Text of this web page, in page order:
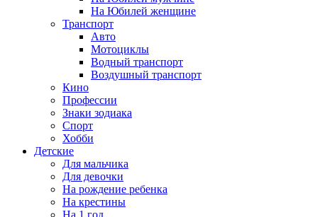
На Юбилей женщине
Транспорт
Авто
Мотоциклы
Водный транспорт
Воздушный транспорт
Кино
Профессии
Знаки зодиака
Спорт
Хобби
Детские
Для мальчика
Для девочки
На рождение ребенка
На крестины
На 1 год